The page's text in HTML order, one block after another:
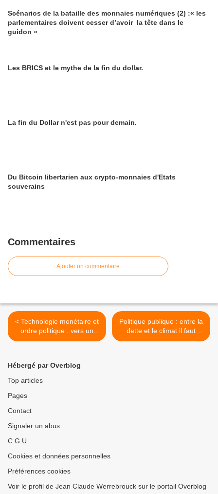
Scénarios de la bataille des monnaies numériques (2) :« les
parlementaires doivent cesser d’avoir la tête dans le
guidon »
Les BRICS et le mythe de la fin du dollar.
La fin du Dollar n'est pas pour demain.
Du Bitcoin libertarien aux crypto-monnaies d'Etats
souverains
Commentaires
Ajouter un commentaire
< Technologie monétaire et
ordre politique : vers un
nouveau monde ?
Politique publique : entre la
dette et le climat il faut
choisir. (version du
Hébergé par Overblog
Top articles
Pages
Contact
Signaler un abus
C.G.U.
Cookies et données personnelles
Préférences cookies
Voir le profil de Jean Claude Werrebrouck sur le portail Overblog